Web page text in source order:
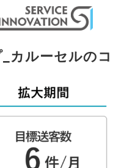
カルーセルの